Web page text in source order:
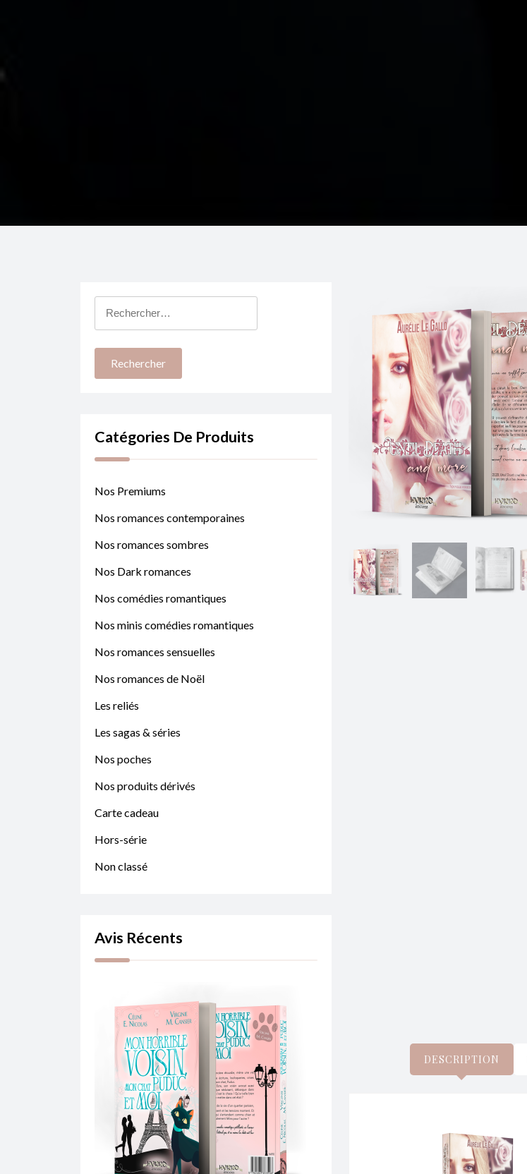
DESCRIPTION
Catégories De Produits
Nos Premiums
Nos romances contemporaines
Nos romances sombres
Nos Dark romances
Nos comédies romantiques
Nos minis comédies romantiques
Nos romances sensuelles
Nos romances de Noël
Les reliés
Les sagas & séries
Nos poches
Nos produits dérivés
Carte cadeau
Hors-série
Non classé
Avis Récents